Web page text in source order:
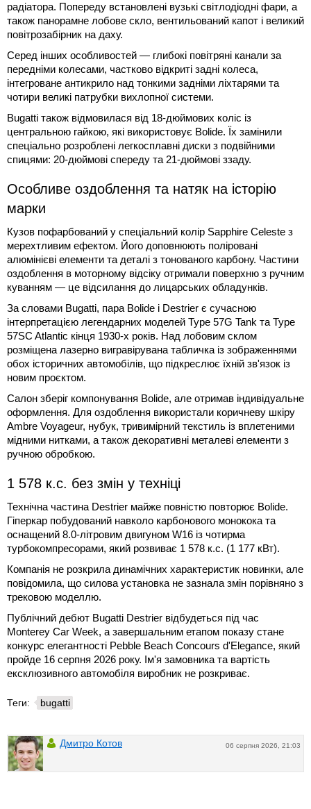
радіатора. Попереду встановлені вузькі світлодіодні фари, а
також панорамне лобове скло, вентильований капот і великий
повітрозабірник на даху.
Серед інших особливостей — глибокі повітряні канали за
передніми колесами, частково відкриті задні колеса,
інтегроване антикрило над тонкими задніми ліхтарями та
чотири великі патрубки вихлопної системи.
Bugatti також відмовилася від 18-дюймових коліс із
центральною гайкою, які використовує Bolide. Їх замінили
спеціально розроблені легкосплавні диски з подвійними
спицями: 20-дюймові спереду та 21-дюймові ззаду.
Особливе оздоблення та натяк на історію
марки
Кузов пофарбований у спеціальний колір Sapphire Celeste з
мерехтливим ефектом. Його доповнюють поліровані
алюмінієві елементи та деталі з тонованого карбону. Частини
оздоблення в моторному відсіку отримали поверхню з ручним
куванням — це відсилання до лицарських обладунків.
За словами Bugatti, пара Bolide і Destrier є сучасною
інтерпретацією легендарних моделей Type 57G Tank та Type
57SC Atlantic кінця 1930-х років. Над лобовим склом
розміщена лазерно вигравірувана табличка із зображеннями
обох історичних автомобілів, що підкреслює їхній зв'язок із
новим проєктом.
Салон зберіг компонування Bolide, але отримав індивідуальне
оформлення. Для оздоблення використали коричневу шкіру
Ambre Voyageur, нубук, тривимірний текстиль із вплетеними
мідними нитками, а також декоративні металеві елементи з
ручною обробкою.
1 578 к.с. без змін у техніці
Технічна частина Destrier майже повністю повторює Bolide.
Гіперкар побудований навколо карбонового монокока та
оснащений 8.0-літровим двигуном W16 із чотирма
турбокомпресорами, який розвиває 1 578 к.с. (1 177 кВт).
Компанія не розкрила динамічних характеристик новинки, але
повідомила, що силова установка не зазнала змін порівняно з
трековою моделлю.
Публічний дебют Bugatti Destrier відбудеться під час
Monterey Car Week, а завершальним етапом показу стане
конкурс елегантності Pebble Beach Concours d'Elegance, який
пройде 16 серпня 2026 року. Ім'я замовника та вартість
ексклюзивного автомобіля виробник не розкриває.
Теги: bugatti
06 серпня 2026, 21:03
Дмитро Котов